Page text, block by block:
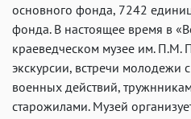
основного фонда, 7242
фонда. В настоящее время в
краеведческом музее им. П.М.
экскурсии, встречи молодежи
военных действий,
старожилами. Музей